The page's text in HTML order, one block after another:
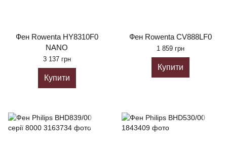
Фен Rowenta HY8310F0
NANO
3 137 грн
Купити
Фен Rowenta CV888LF0
1 859 грн
Купити